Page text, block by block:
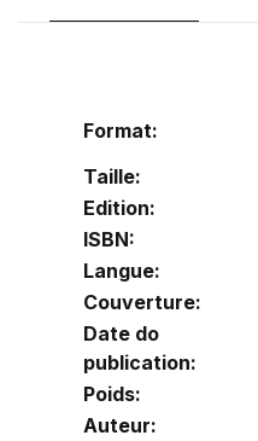
Format:
Taille:
Edition:
ISBN:
Langue:
Couverture:
Date do
publication:
Poids:
Auteur: